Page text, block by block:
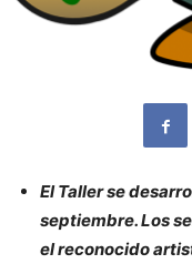
El Taller se
septiembre. Los
el reconocido